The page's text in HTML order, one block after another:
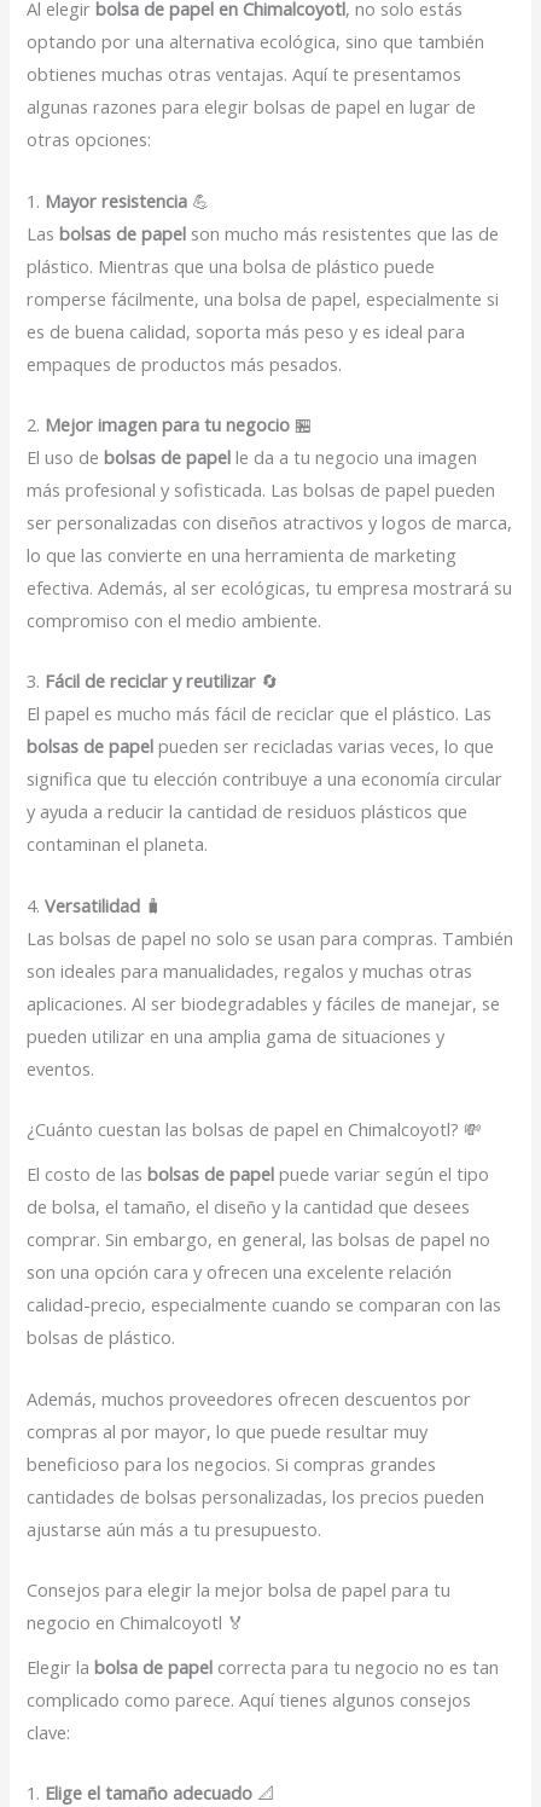
Al elegirbolsa de papel en Chimalcoyotl, no solo estás
optando por una alternativa ecológica, sino que también
obtienes muchas otras ventajas. Aquí te presentamos
algunas razones para elegir bolsas de papel en lugar de
otras opciones:
1. Mayor resistencia 💪
Lasbolsas de papel son mucho más resistentes que las de
plástico. Mientras que una bolsa de plástico puede
romperse fácilmente, una bolsa de papel, especialmente si
es de buena calidad, soporta más peso y es ideal para
empaques de productos más pesados.
2. Mejor imagen para tu negocio 🏪
El uso debolsas de papel le da a tu negocio una imagen
más profesional y sofisticada. Las bolsas de papel pueden
ser personalizadas con diseños atractivos y logos de marca,
lo que las convierte en una herramienta de marketing
efectiva. Además, al ser ecológicas, tu empresa mostrará su
compromiso con el medio ambiente.
3. Fácil de reciclar y reutilizar 🔄
El papel es mucho más fácil de reciclar que el plástico. Las
bolsas de papel pueden ser recicladas varias veces, lo que
significa que tu elección contribuye a una economía circular
y ayuda a reducir la cantidad de residuos plásticos que
contaminan el planeta.
4.Versatilidad 🧳
Las bolsas de papel no solo se usan para compras. También
son ideales para manualidades, regalos y muchas otras
aplicaciones. Al ser biodegradables y fáciles de manejar, se
pueden utilizar en una amplia gama de situaciones y
eventos.
¿Cuánto cuestan las bolsas de papel en Chimalcoyotl? 💸
El costo de lasbolsas de papel puede variar según el tipo
de bolsa, el tamaño, el diseño y la cantidad que desees
comprar. Sin embargo, en general, las bolsas de papel no
son una opción cara y ofrecen una excelente relación
calidad-precio, especialmente cuando se comparan con las
bolsas de plástico.
Además, muchos proveedores ofrecen descuentos por
compras al por mayor, lo que puede resultar muy
beneficioso para los negocios. Si compras grandes
cantidades de bolsas personalizadas, los precios pueden
ajustarse aún más a tu presupuesto.
Consejos para elegir la mejor bolsa de papel para tu
negocio en Chimalcoyotl 🏅
Elegir labolsa de papel correcta para tu negocio no es tan
complicado como parece. Aquí tienes algunos consejos
clave:
1. Elige el tamaño adecuado 📐